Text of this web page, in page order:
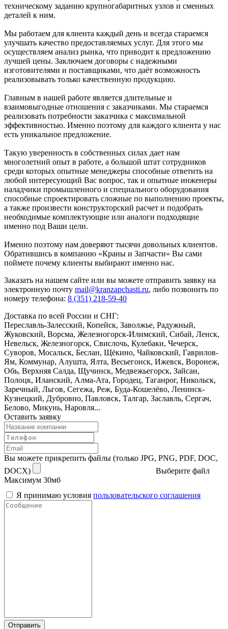
техническому заданию крупногабаритных узлов и сменных
деталей к ним.
Мы работаем для клиента каждый день и всегда стараемся
улучшать качество предоставляемых услуг. Для этого мы
осуществляем анализ рынка, что приводит к предложению
лучшей цены. Заключаем договоры с надежными
изготовителями и поставщиками, что даёт возможность
реализовывать только качественную продукцию.
Главным в нашей работе является длительные и
взаимовыгодные отношения с заказчиками. Мы стараемся
реализовать потребности заказчика с максимальной
эффективностью. Именно поэтому для каждого клиента у нас
есть уникальное предложение.
Такую уверенность в собственных силах дает нам
многолетний опыт в работе, а большой штат сотрудников
среди которых опытные менеджеры способные ответить на
любой интересующий Вас вопрос, так и опытные инженеры
наладчики промышленного и специального оборудования
способные спроектировать сложные по выполнению проекты,
а также произвести конструкторский расчет и подобрать
необходимые комплектующие или аналоги подходящие
именно под Ваши цели.
Именно поэтому нам доверяют тысячи довольных клиентов.
Обратившись в компанию «Краны и Запчасти» Вы сами
поймете почему клиенты выбирают именно нас.
Заказать на нашем сайте или вы можете отправить заявку на
электронную почту mail@kranzapchasti.ru, либо позвонить по
номеру телефона: 8 (351) 218-59-40
Доставка по всей России и СНГ:
Переславль-Залесский, Копейск, Заволжье, Радужный,
Жуковский, Ворсма, Железногорск-Илимский, Сибай, Ленск,
Невельск, Железногорск, Свислочь, Кулебаки, Чечерск,
Суворов, Мосальск, Беслан, Щёкино, Чайковский, Гаврилов-
Ям, Коммунар, Алушта, Ялта, Весьегонск, Ижевск, Воронеж,
Обь, Верхняя Салда, Щучинск, Медвежьегорск, Зайсан,
Полоцк, Иланский, Алма-Ата, Городец, Таганрог, Никольск,
Заречный, Льгов, Сегежа, Реж, Буда-Кошелёво, Ленинск-
Кузнецкий, Дубровно, Павловск, Талгар, Заславль, Сергач,
Белово, Микунь, Наровля...
Оставить заявку
Вы можете прикрепить файлы (только JPG, PNG, PDF, DOC,
DOCX)
Выберите файл
Максимум 30мб
Я принимаю условия пользовательского соглашения
Отправить